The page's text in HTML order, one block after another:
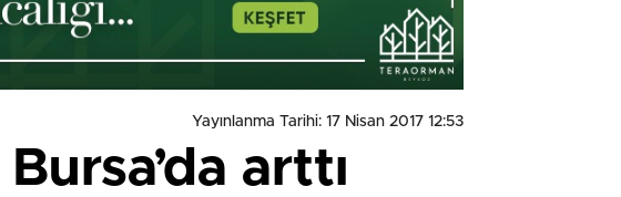
Yayınlanma Tarihi: 17 Nisan 2017 12:53
arttı